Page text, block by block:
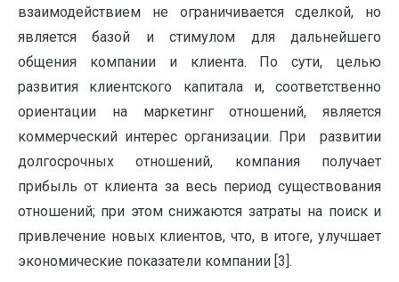
взаимодействием не ограничивается сделкой, но
является базой и стимулом для дальнейшего
общения компании и клиента. По сути, целью
развития клиентского капитала и, соответственно
ориентации на маркетинг отношений, является
коммерческий интерес организации. При развитии
долгосрочных отношений, компания получает
прибыль от клиента за весь период существования
отношений; при этом снижаются затраты на поиск и
привлечение новых клиентов, что, в итоге, улучшает
экономические показатели компании [3].